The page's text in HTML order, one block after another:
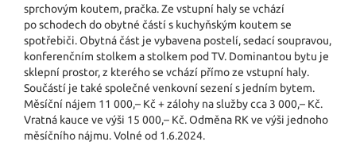
sprchovým koutem, pračka. Ze vstupní haly se vchází
po schodech do obytné částí s kuchyňským koutem se
spotřebiči. Obytná část je vybavena postelí, sedací soupravou,
konferenčním stolkem a stolkem pod TV. Dominantou bytu je
sklepní prostor, z kterého se vchází přímo ze vstupní haly.
Součástí je také společné venkovní sezení s jedním bytem.
Měsíční nájem 11 000,– Kč + zálohy na služby cca 3 000,– Kč.
Vratná kauce ve výši 15 000,– Kč. Odměna RK ve výši jednoho
měsíčního nájmu. Volné od 1.6.2024.